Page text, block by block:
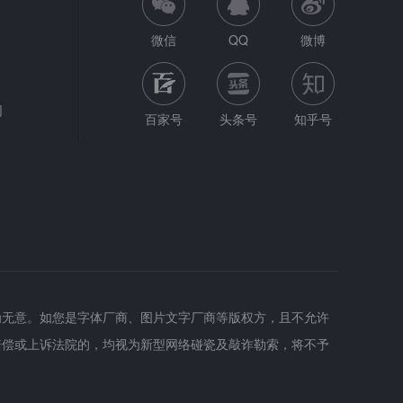
微信 QQ 微博
百家号 头条号 知乎号
意。如您是字体厂商、图片文字厂商等版权方，且不允许
或上诉法院的，均视为新型网络碰瓷及敲诈勒索，将不予